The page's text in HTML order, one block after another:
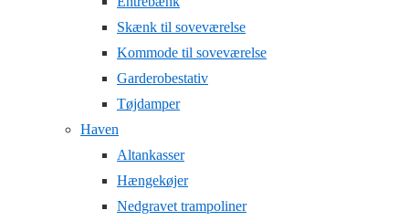
Skænk til soveværelse
Kommode til soveværelse
Garderobestativ
Tøjdamper
Haven
Altankasser
Hængekøjer
Nedgravet trampoliner